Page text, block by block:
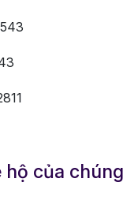
hộ của chúng